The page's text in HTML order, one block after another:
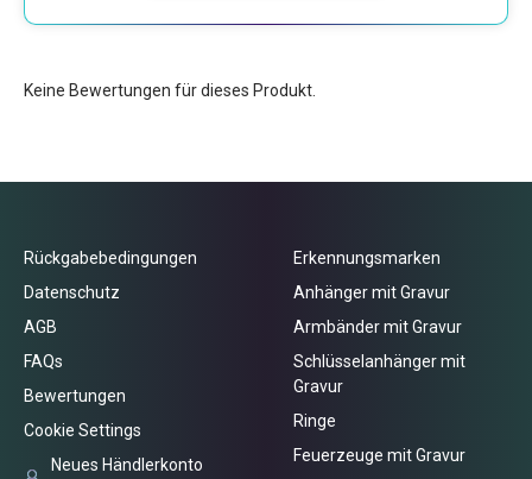
Keine Bewertungen für dieses Produkt.
Rückgabebedingungen
Datenschutz
AGB
FAQs
Bewertungen
Cookie Settings
Neues Händlerkonto
Erkennungsmarken
Anhänger mit Gravur
Armbänder mit Gravur
Schlüsselanhänger mit
Gravur
Ringe
Feuerzeuge mit Gravur